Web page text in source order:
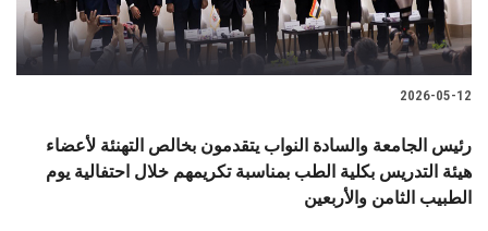
2026-05-12
رئيس الجامعة والسادة النواب يتقدمون بخالص التهنئة لأعضاء
هيئة التدريس بكلية الطب بمناسبة تكريمهم خلال احتفالية يوم
الطبيب الثامن والأربعين